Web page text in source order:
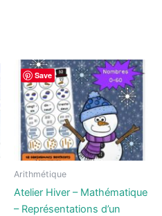
Save
Arithmétique
Atelier Hiver – Mathématique
– Représentations d’un